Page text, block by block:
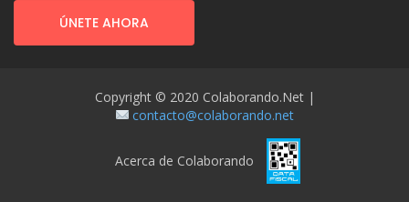
ÚNETE AHORA
Copyright © 2020 Colaborando.net |
contacto@colaborando.net
Acerca de Colaborando